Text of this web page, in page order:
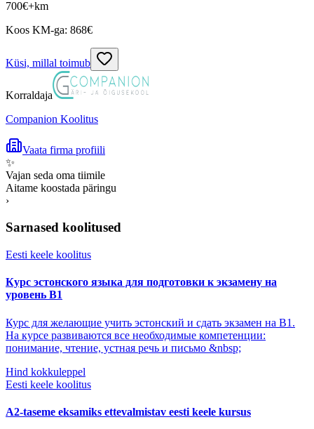
700€+km
Koos KM-ga: 868€
Küsi, millal toimub
Korraldaja
Companion Koolitus
Vaata firma profiili
✨
Vajan seda oma tiimile
Aitame koostada päringu
›
Sarnased koolitused
Eesti keele koolitus
Курс эстонского языка для подготовки к экзамену на
уровень B1
Курс для желающие учить эстонский и сдать экзамен на В1.
На курсе развиваются все необходимые компетенции:
понимание, чтение, устная речь и письмо &nbsp;
Hind kokkuleppel
Eesti keele koolitus
A2-taseme eksamiks ettevalmistav eesti keele kursus